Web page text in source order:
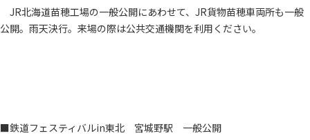
JR北海道苗穂工場の一般公開にあわせて、JR貨物苗穂車両所も一般
公開。雨天決行。来場の際は公共交通機関を利用ください。
■鉄道フェスティバルin東北 宮城野駅 一般公開